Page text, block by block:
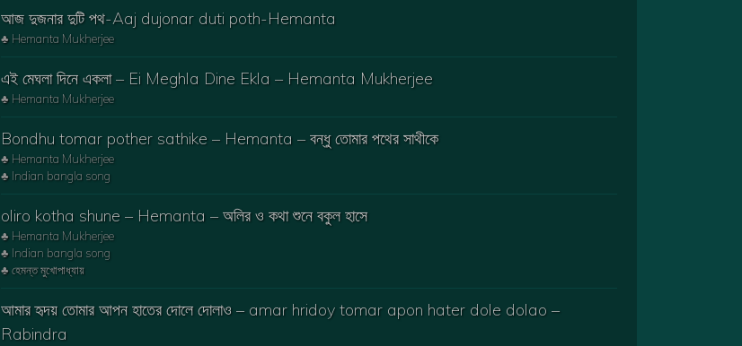
আজ দুজনার দুটি পথ-Aaj dujonar duti poth-Hemanta
♣ Hemanta Mukherjee
এই মেঘলা দিনে একলা – Ei Meghla Dine Ekla – Hemanta Mukherjee
♣ Hemanta Mukherjee
Bondhu tomar pother sathike – Hemanta – বন্ধু তোমার পথের সাথীকে
♣ Hemanta Mukherjee
♣ Indian bangla song
oliro kotha shune – Hemanta – অলির ও কথা শুনে বকুল হাসে
♣ Hemanta Mukherjee
♣ Indian bangla song
♣ হেমন্ত মুখোপাধ্যায়
আমার হৃদয় তোমার আপন হাতের দোলে দোলাও – amar hridoy tomar apon hater dole dolao –
Rabindra